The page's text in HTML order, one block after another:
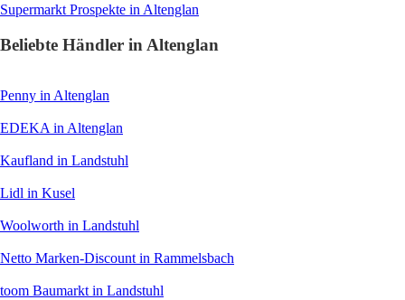
Supermarkt Prospekte in Altenglan
Beliebte Händler in Altenglan
Penny in Altenglan
EDEKA in Altenglan
Kaufland in Landstuhl
Lidl in Kusel
Woolworth in Landstuhl
Netto Marken-Discount in Rammelsbach
toom Baumarkt in Landstuhl